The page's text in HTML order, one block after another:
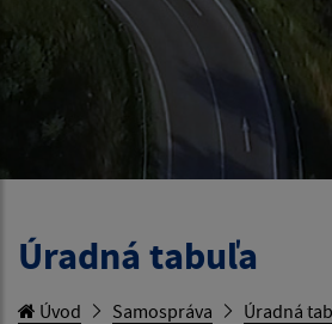
Úradná tabuľa
Úvod Samospráva Úradná